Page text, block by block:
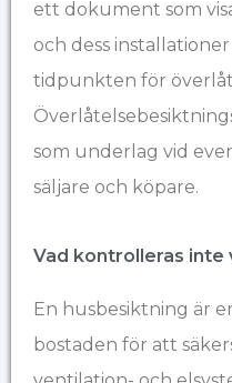
ett dokument som
och dess
tidpunkten för
som underlag vid
säljare och köpare.
Vad kontrolleras inte
En husbesiktning är
bostaden för att